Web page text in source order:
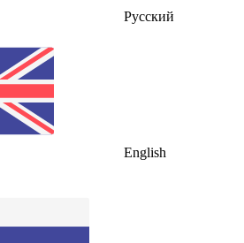
Русский
English